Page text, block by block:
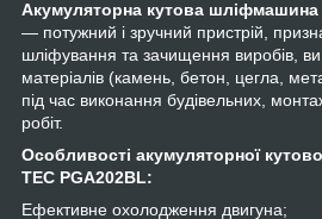
Акумуляторна кутова шліфмашина
— потужний і зручний пристрій,
шліфування та зачищення виробів,
матеріалів (камень, бетон, цегла,
під час виконання будівельних,
робіт.
Особливості акумуляторної
TEC PGA202BL:
Ефективне охолодження двигуна;